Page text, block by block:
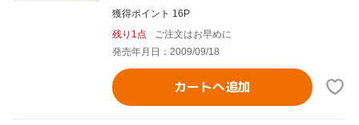
獲得ポイント 16P
残り1点
ご注文はお早めに
発売年月日：2009/09/18
カートへ追加